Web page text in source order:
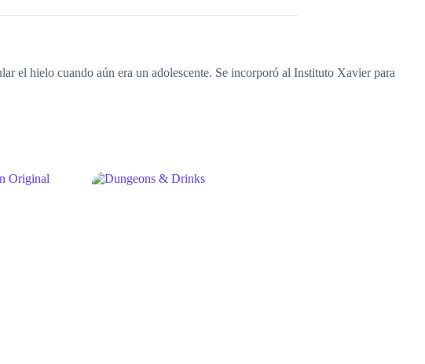
el hielo cuando aún era un adolescente. Se incorporó al Instituto Xavier para